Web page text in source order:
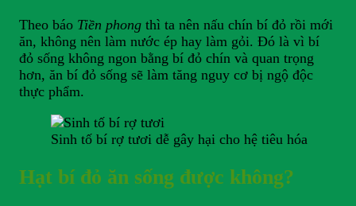
Theo báo Tiền phongthì ta nên nấu chín bí đỏ rồi mới
ăn, không nên làm nước ép hay làm gỏi. Đó là vì bí
đỏ sống không ngon bằng bí đỏ chín và quan trọng
hơn, ăn bí đỏ sống sẽ làm tăng nguy cơ bị ngộ độc
thực phẩm.
Sinh tố bí rợ tươi dễ gây hại cho hệ tiêu hóa
Hạt bí đỏ ăn sống được không?